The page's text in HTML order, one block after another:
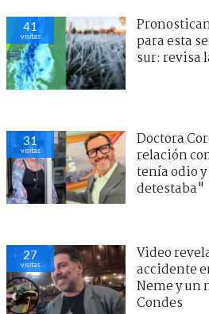
41
visitas
para esta
sur: revisa
31
visitas
Doctora
relación
tenía odio
detestaba"
27
visitas
Video
accidente
Neme y un
Condes